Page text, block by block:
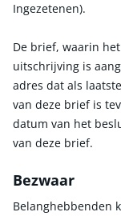
Ingezetenen).
De brief, waarin
uitschrijving is
adres dat als
van deze brief is
datum van het
van deze brief.
Bezwaar
Belanghebbenden